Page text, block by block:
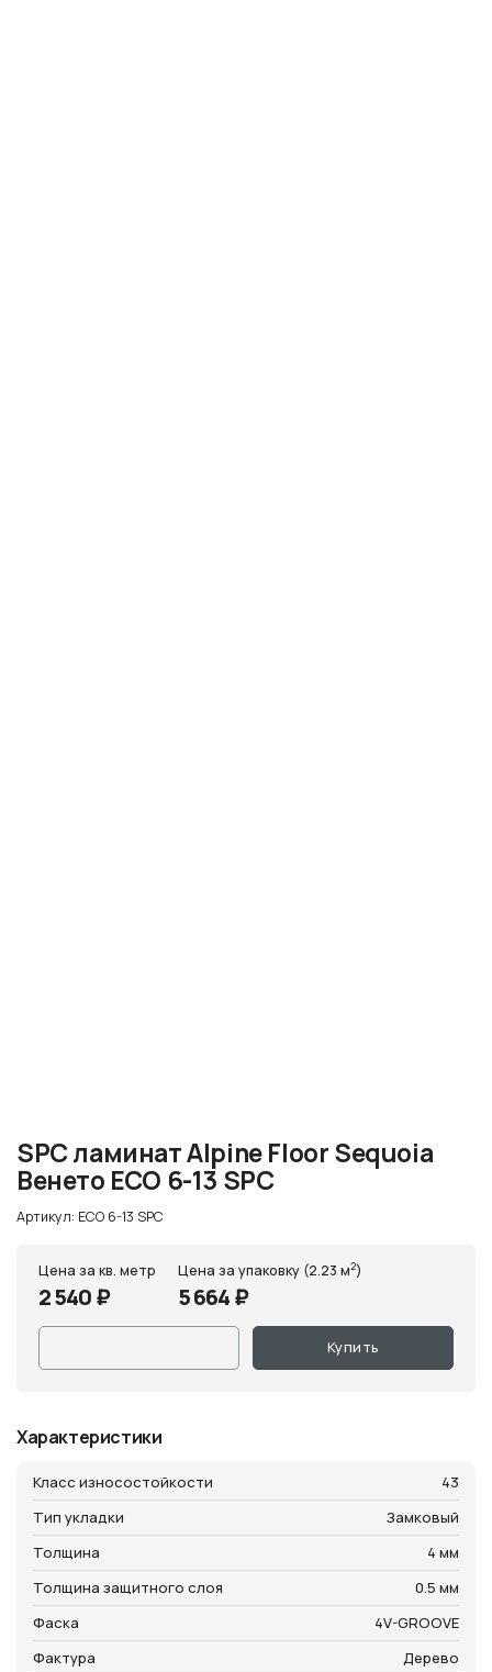
SPC ламинат Alpine Floor Sequoia
Венето ЕСО 6-13 SPC
Артикул: ЕСО 6-13 SPC
Цена за кв. метр
2 540 ₽
Цена за упаковку (2.23 м2)
5 664 ₽
Купить
Характеристики
Класс износостойкости
43
Тип укладки
Замковый
Толщина
4 мм
Толщина защитного слоя
0.5 мм
Фаска
4V-GROOVE
Фактура
Дерево